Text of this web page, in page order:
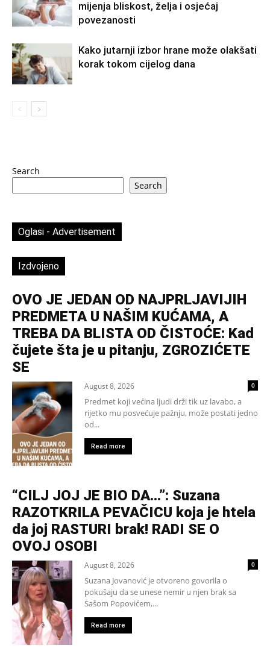
mijenja bliskost, želja i osjećaj
povezanosti
Kako jutarnji izbor hrane može olakšati
korak tokom cijelog dana
Search
Search
Oglasi - Advertisement
Izdvojeno
OVO JE JEDAN OD NAJPRLJAVIJIH
PREDMETA U NAŠIM KUĆAMA, A
TREBA DA BLISTA OD ČISTOĆE: Kad
čujete šta je u pitanju, ZGROZIĆETE
SE
August 8, 2026 0
Predmet koji većina ljudi drži tik uz lavabo, a
rijetko mu posvećuje pažnju, može postati jedno
od...
Read more
“CILJ JOJ JE BIO DA…”: Suzana
RAZOTKRILA PEVAČICU koja je htela
da joj RASTURI brak! RADI SE O
OVOJ OSOBI
August 8, 2026 0
Suzana Jovanović je otvoreno govorila o
pokušaju da se unese nemir u njen brak sa
Sašom Popovićem,...
Read more